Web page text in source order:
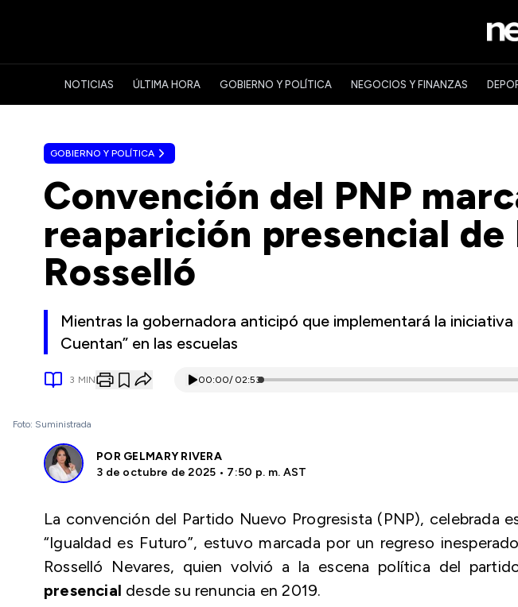
NOTICIAS ÚLTIMA HORA GOBIERNO Y POLÍTICA NEGOCIOS Y FINANZAS
GOBIERNO Y POLÍTICA
Convención del PNP
reaparición presencial de
Rosselló
Mientras la gobernadora anticipó que implementará la iniciativa
Cuentan” en las escuelas
3 MIN 00:00/ 02:53
Foto: Suministrada
POR GELMARY RIVERA
3 de octubre de 2025 • 7:50 p. m. AST
La convención del Partido Nuevo Progresista (PNP), celebrada
“Igualdad es Futuro”, estuvo marcada por un regreso
Rosselló Nevares, quien volvió a la escena política del
presencial desde su renuncia en 2019.